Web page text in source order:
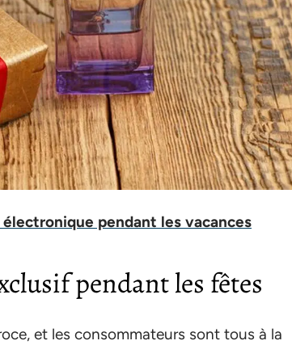
pendant les vacances
pendant les fêtes
et les consommateurs sont tous à la